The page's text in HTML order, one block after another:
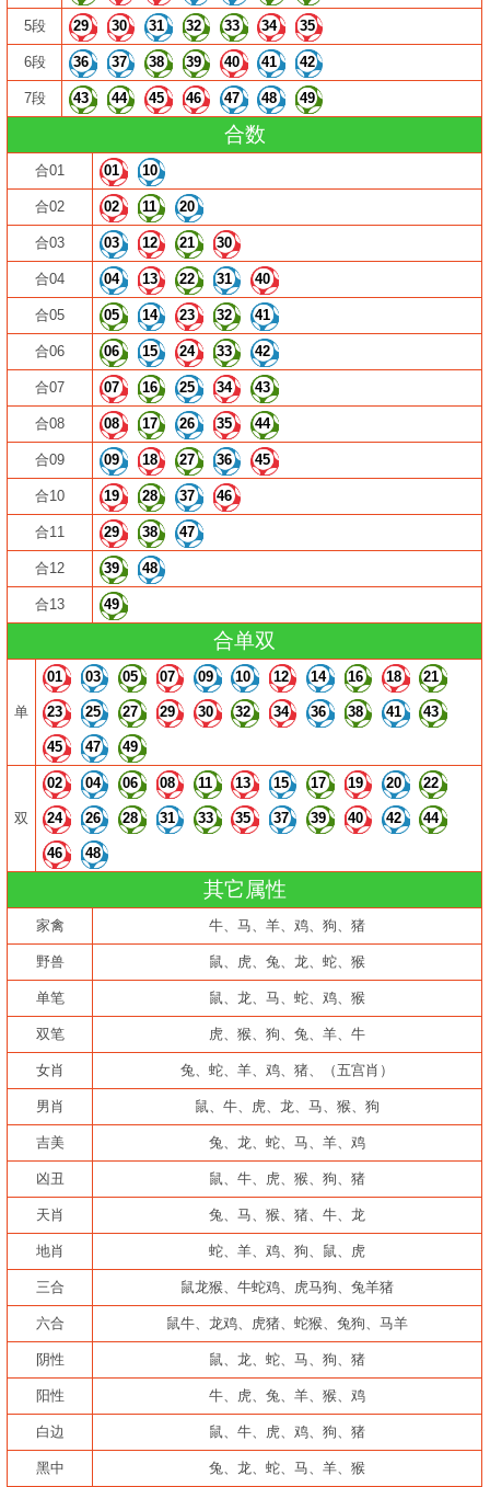
5段 29 30 31 32 33 34 35
6段 36 37 38 39 40 41 42
7段 43 44 45 46 47 48 49
合数
合01 01 10
合02 02 11 20
合03 03 12 21 30
合04 04 13 22 31 40
合05 05 14 23 32 41
合06 06 15 24 33 42
合07 07 16 25 34 43
合08 08 17 26 35 44
合09 09 18 27 36 45
合10 19 28 37 46
合11 29 38 47
合12 39 48
合13 49
合单双
单
01 03 05 07 09 10 12 14 16 18 21
23 25 27 29 30 32 34 36 38 41 43
45 47 49
双
02 04 06 08 11 13 15 17 19 20 22
24 26 28 31 33 35 37 39 40 42 44
46 48
其它属性
家禽 牛、马、羊、鸡、狗、猪
野兽 鼠、虎、兔、龙、蛇、猴
单笔 鼠、龙、马、蛇、鸡、猴
双笔 虎、猴、狗、兔、羊、牛
女肖 兔、蛇、羊、鸡、猪、（五宫肖）
男肖 鼠、牛、虎、龙、马、猴、狗
吉美 兔、龙、蛇、马、羊、鸡
凶丑 鼠、牛、虎、猴、狗、猪
天肖 兔、马、猴、猪、牛、龙
地肖 蛇、羊、鸡、狗、鼠、虎
三合 鼠龙猴、牛蛇鸡、虎马狗、兔羊猪
六合 鼠牛、龙鸡、虎猪、蛇猴、兔狗、马羊
阴性 鼠、龙、蛇、马、狗、猪
阳性 牛、虎、兔、羊、猴、鸡
白边 鼠、牛、虎、鸡、狗、猪
黑中 兔、龙、蛇、马、羊、猴